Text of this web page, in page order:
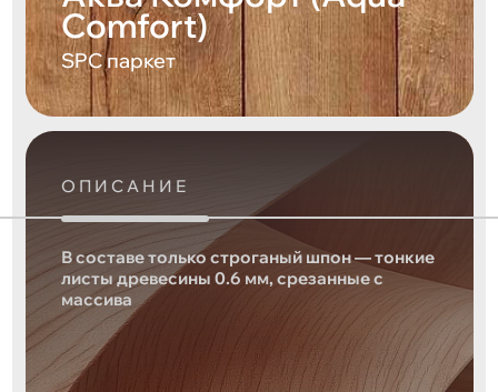
Comfort)
SPC паркет
ОПИСАНИЕ
В составе только строганый шпон — тонкие
листы древесины 0.6 мм, срезанные с
массива